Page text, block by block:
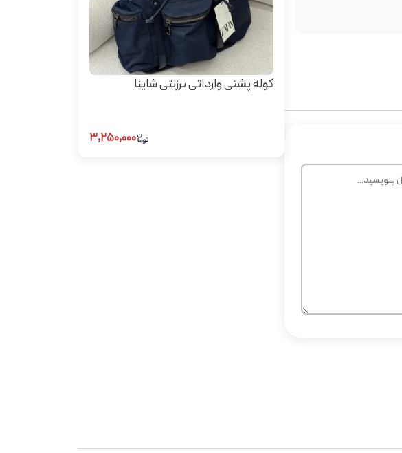
کوله پشتی وارداتی برزنتی شاینا